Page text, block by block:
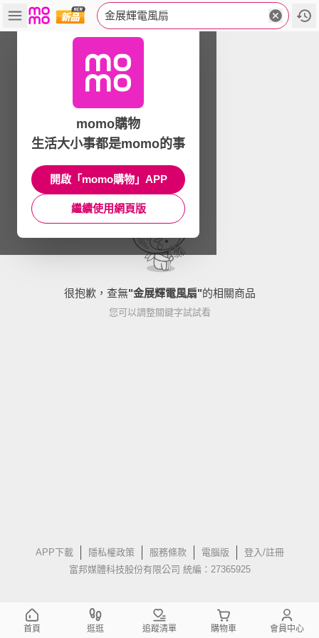
金展輝電風扇
很抱歉，查無"金展輝電風扇"的相關商品
您可以調整關鍵字試試看
APP下載 隱私權政策 服務條款 電腦版
登入/註冊
富邦媒體科技股份有限公司 統編：27365925
momo購物
生活大小事都是momo的事
開啟「momo購物」APP
繼續使用網頁版
首頁 逛逛 追蹤清單 購物車 會員中心